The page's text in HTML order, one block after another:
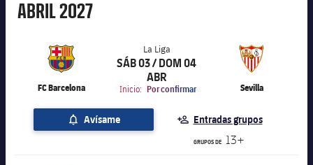
Abril
ABRIL2027
FC Barcelona
La Liga
La Liga
SÁB 03 / DOM 04
ABR
Inicio: Por confirmar Sevilla
label.aria.chevronright
Avísame Entradas grupos
GRUPOS DE 13+